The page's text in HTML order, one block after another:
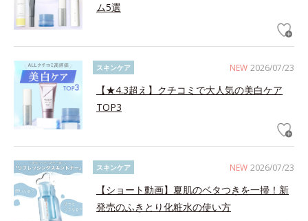
ム5選
NEW 2026/07/23
スキンケア
【★4.3超え】クチコミで大人気の美白ケア
TOP3
NEW 2026/07/23
スキンケア
【ショート動画】夏肌のベタつきを一掃！新
発売のふきとり化粧水の使い方